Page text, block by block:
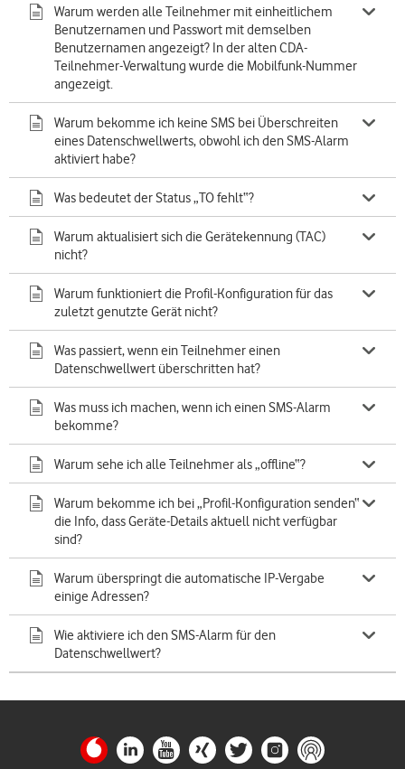
Warum werden alle Teilnehmer mit einheitlichem
Benutzernamen und Passwort mit demselben
Benutzernamen angezeigt? In der alten CDA-
Teilnehmer-Verwaltung wurde die Mobilfunk-Nummer
angezeigt.
Warum bekomme ich keine SMS bei Überschreiten
eines Datenschwellwerts, obwohl ich den SMS-Alarm
aktiviert habe?
Was bedeutet der Status „TO fehlt“?
Warum aktualisiert sich die Gerätekennung (TAC)
nicht?
Warum funktioniert die Profil-Konfiguration für das
zuletzt genutzte Gerät nicht?
Was passiert, wenn ein Teilnehmer einen
Datenschwellwert überschritten hat?
Was muss ich machen, wenn ich einen SMS-Alarm
bekomme?
Warum sehe ich alle Teilnehmer als „offline“?
Warum bekomme ich bei „Profil-Konfiguration senden“
die Info, dass Geräte-Details aktuell nicht verfügbar
sind?
Warum überspringt die automatische IP-Vergabe
einige Adressen?
Wie aktiviere ich den SMS-Alarm für den
Datenschwellwert?